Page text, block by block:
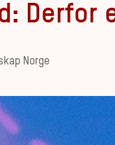
Derfor
Norge